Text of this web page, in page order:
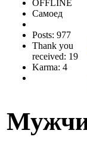
OFFLINE
Самоед
Posts: 977
Thank you
received: 19
Karma: 4